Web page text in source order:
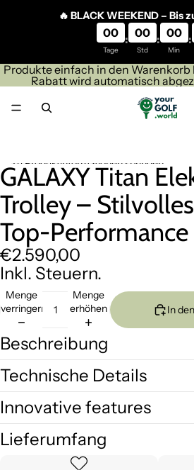
🔥 BLACK WEEKEND – Bis
00
Tage
: 00
Std
: 00
Min
:
Produkte einfach in den Warenkorb
Rabatt wird automatisch
Zu Produktinformationen springen
GALAXY Titan
Trolley –
Top-Performance
€2.590,00
Inkl. Steuern.
Menge
verringern
Menge
erhöhen
In
Beschreibung
Technische Details
Innovative features
Lieferumfang